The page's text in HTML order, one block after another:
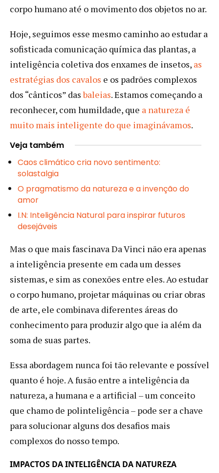
corpo humano até o movimento dos objetos no ar.
Hoje, seguimos esse mesmo caminho ao estudar a
sofisticada comunicação química das plantas, a
inteligência coletiva dos enxames de insetos, as
estratégias dos cavalos e os padrões complexos
dos “cânticos” dasbaleias. Estamos começando a
reconhecer, com humildade, que a natureza é
muito mais inteligente do que imaginávamos.
Veja também
Caos climático cria novo sentimento:
solastalgia
O pragmatismo da natureza e a invenção do
amor
I.N: Inteligência Natural para inspirar futuros
desejáveis
Mas o que mais fascinava Da Vinci não era apenas
a inteligência presente em cada um desses
sistemas, e sim as conexões entre eles. Ao estudar
o corpo humano, projetar máquinas ou criar obras
de arte, ele combinava diferentes áreas do
conhecimento para produzir algo que ia além da
soma de suas partes.
Essa abordagem nunca foi tão relevante e possível
quanto é hoje. A fusão entre a inteligência da
natureza, a humana e a artificial – um conceito
que chamo de polinteligência – pode ser a chave
para solucionar alguns dos desafios mais
complexos do nosso tempo.
IMPACTOS DA INTELIGÊNCIA DA NATUREZA